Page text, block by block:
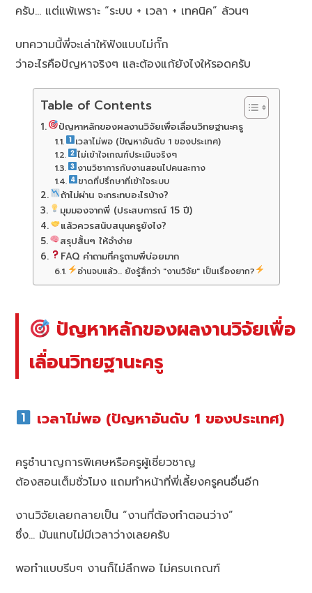
ครับ… แต่แพ้เพราะ “ระบบ + เวลา + เทคนิค” ล้วนๆ
บทความนี้พี่จะเล่าให้ฟังแบบไม่กั๊ก
ว่าอะไรคือปัญหาจริงๆ และต้องแก้ยังไงให้รอดครับ
Table of Contents
ปัญหาหลักของผลงานวิจัยเพื่อเลื่อนวิทยฐานะครู
เวลาไม่พอ (ปัญหาอันดับ 1 ของประเทศ)
ไม่เข้าใจเกณฑ์ประเมินจริงๆ
งานวิชาการกับงานสอนไปคนละทาง
ขาดที่ปรึกษาที่เข้าใจระบบ
ถ้าไม่ผ่าน จะกระทบอะไรบ้าง?
มุมมองจากพี่ (ประสบการณ์ 15 ปี)
แล้วควรสนับสนุนครูยังไง?
สรุปสั้นๆ ให้จำง่าย
FAQ คำถามที่ครูถามพี่บ่อยมาก
อ่านจบแล้ว... ยังรู้สึกว่า "งานวิจัย" เป็นเรื่องยาก?
ปัญหาหลักของผลงานวิจัยเพื่อ
เลื่อนวิทยฐานะครู
เวลาไม่พอ (ปัญหาอันดับ 1 ของประเทศ)
ครูชำนาญการพิเศษหรือครูผู้เชี่ยวชาญ
ต้องสอนเต็มชั่วโมง แถมทำหน้าที่พี่เลี้ยงครูคนอื่นอีก
งานวิจัยเลยกลายเป็น “งานที่ต้องทำตอนว่าง”
ซึ่ง… มันแทบไม่มีเวลาว่างเลยครับ
พอทำแบบรีบๆ งานก็ไม่ลึกพอ ไม่ครบเกณฑ์